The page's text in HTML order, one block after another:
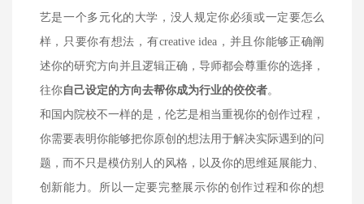
艺是一个多元化的大学，没人规定你必须或一定要怎么
样，只要你有想法，有creative idea，并且你能够正确阐
述你的研究方向并且逻辑正确，导师都会尊重你的选择，
往你自己设定的方向去帮你成为行业的佼佼者。
和国内院校不一样的是，伦艺是相当重视你的创作过程，
你需要表明你能够把你原创的想法用于解决实际遇到的问
题，而不只是模仿别人的风格，以及你的思维延展能力、
创新能力。所以一定要完整展示你的创作过程和你的想